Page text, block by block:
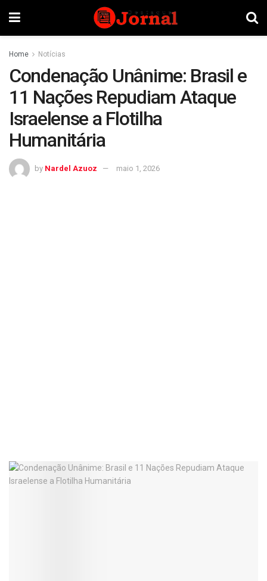
Home Notícias
Condenação Unânime: Brasil e
11 Nações Repudiam Ataque
Israelense a Flotilha
Humanitária
by Nardel Azuoz maio 1, 2026